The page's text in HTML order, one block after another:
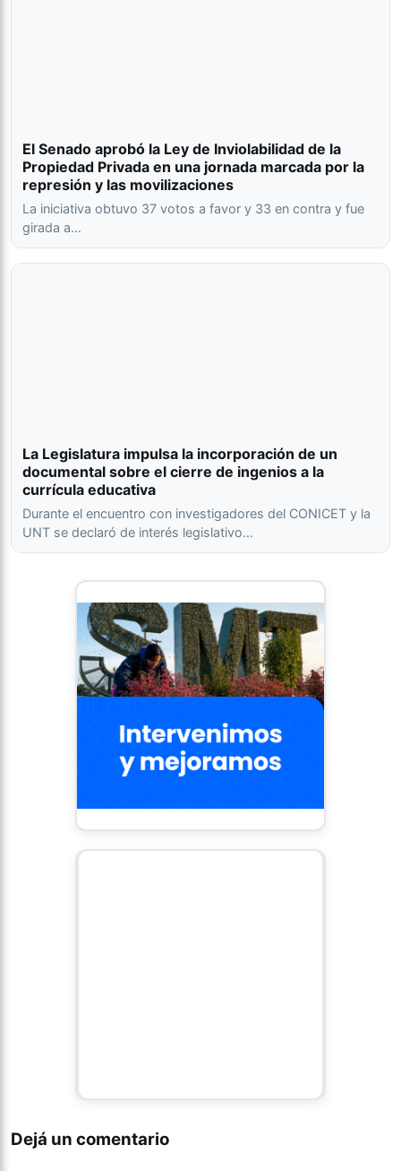
El Senado aprobó la Ley de Inviolabilidad de la
Propiedad Privada en una jornada marcada por la
represión y las movilizaciones
La iniciativa obtuvo 37 votos a favor y 33 en contra y fue
girada a…
La Legislatura impulsa la incorporación de un
documental sobre el cierre de ingenios a la
currícula educativa
Durante el encuentro con investigadores del CONICET y la
UNT se declaró de interés legislativo…
Dejá un comentario